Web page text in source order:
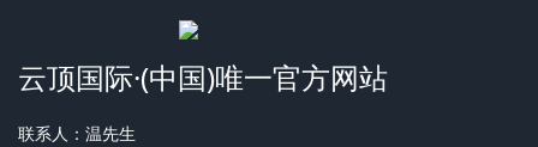
云顶国际·(中国)唯一官方网站
联系人：温先生